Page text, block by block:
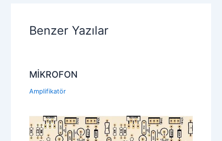
Benzer Yazılar
MİKROFON
Amplifikatör